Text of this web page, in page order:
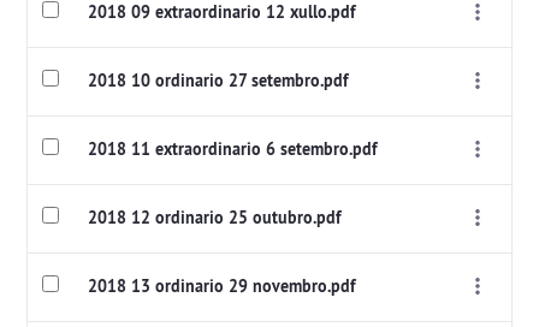
2018 09 extraordinario 12 xullo.pdf
2018 10 ordinario 27 setembro.pdf
2018 11 extraordinario 6 setembro.pdf
2018 12 ordinario 25 outubro.pdf
2018 13 ordinario 29 novembro.pdf